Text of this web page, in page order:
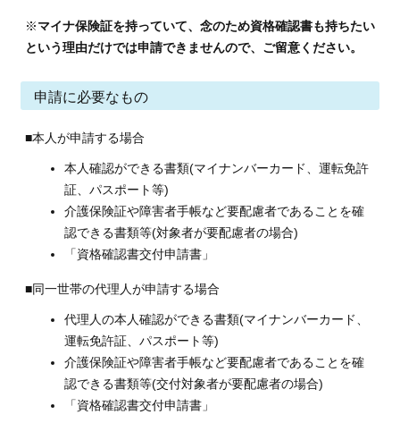
※ マイナ保険証を持っていて、念のため資格確認書も持ちたい
という理由だけでは申請できませんので、ご留意ください。
申請に必要なもの
■本人が申請する場合
本人確認ができる書類(マイナンバーカード、運転免許
証、パスポート等)
介護保険証や障害者手帳など要配慮者であることを確
認できる書類等(対象者が要配慮者の場合)
「資格確認書交付申請書」
■同一世帯の代理人が申請する場合​​
代理人の本人確認ができる書類(マイナンバーカード、
運転免許証、パスポート等)
介護保険証や障害者手帳など要配慮者であることを確
認できる書類等(交付対象者が要配慮者の場合)
「資格確認書交付申請書」